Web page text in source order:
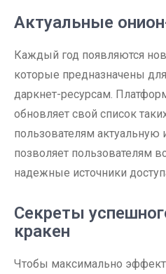
Актуальные
Каждый год появляются
которые предназначены
даркнет-ресурсам.
обновляет свой список
пользователям
позволяет пользователям
надежные источники
Секреты
кракен
Чтобы максимально